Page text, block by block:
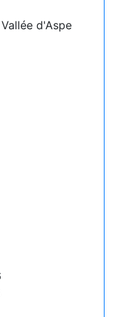
d'Aspe